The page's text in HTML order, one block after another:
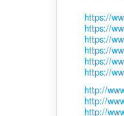
https://
https://
https://
https://
https://
https://
http://
http://
http://